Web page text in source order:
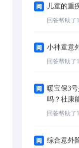
儿童的重
回答帮助了
小神童意
回答帮助了
暖宝保3
吗？社康
回答帮助了
综合意外